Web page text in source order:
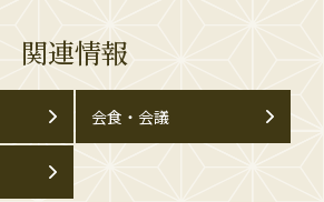
関連情報
会食・会議